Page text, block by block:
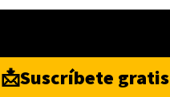
📩Suscríbete gratis